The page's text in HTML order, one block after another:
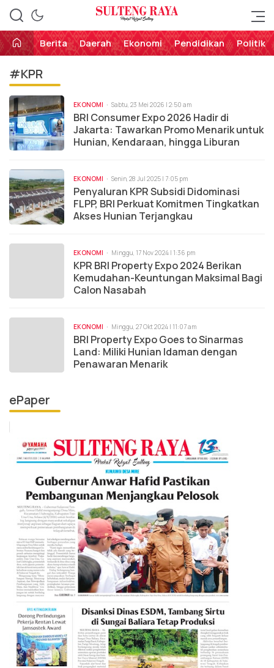
Sulteng Raya
Perekat Rakyat Sulteng
Berita
Daerah Ekonomi Pendidikan Politik
#KPR
EKONOMI Sabtu, 23 Mei 2026 | 2:50 am
BRI Consumer Expo 2026 Hadir di
Jakarta: Tawarkan Promo Menarik untuk
Hunian, Kendaraan, hingga Liburan
EKONOMI Senin, 28 Jul 2025 | 7:05 pm
Penyaluran KPR Subsidi Didominasi
FLPP, BRI Perkuat Komitmen Tingkatkan
Akses Hunian Terjangkau
EKONOMI Minggu, 17 Nov 2024 | 1:36 pm
KPR BRI Property Expo 2024 Berikan
Kemudahan-Keuntungan Maksimal Bagi
Calon Nasabah
EKONOMI Minggu, 27 Okt 2024 | 11:07 am
BRI Property Expo Goes to Sinarmas
Land: Miliki Hunian Idaman dengan
Penawaran Menarik
ePaper